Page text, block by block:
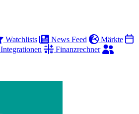
Watchlists News Feed
Märkte
Integrationen
Finanzrechner